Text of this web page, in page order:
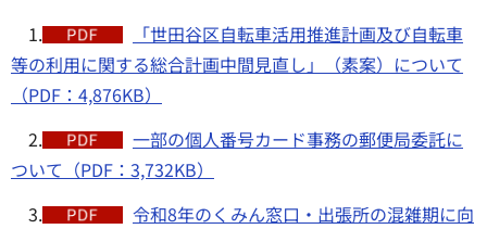
1.
「世田谷区自転車活用推進計画及び自転車
等の利用に関する総合計画中間見直し」（素案）について
（PDF：4,876KB）
2.
一部の個人番号カード事務の郵便局委託に
ついて（PDF：3,732KB）
3.
令和8年のくみん窓口・出張所の混雑期に向